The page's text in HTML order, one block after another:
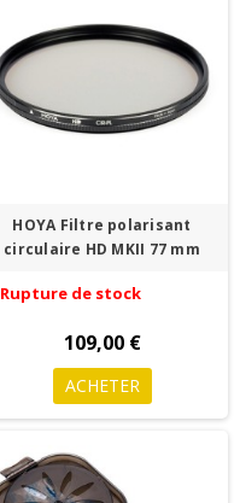
HOYA Filtre polarisant
circulaire HD MKII 77 mm
Rupture de stock
109,00 €
ACHETER